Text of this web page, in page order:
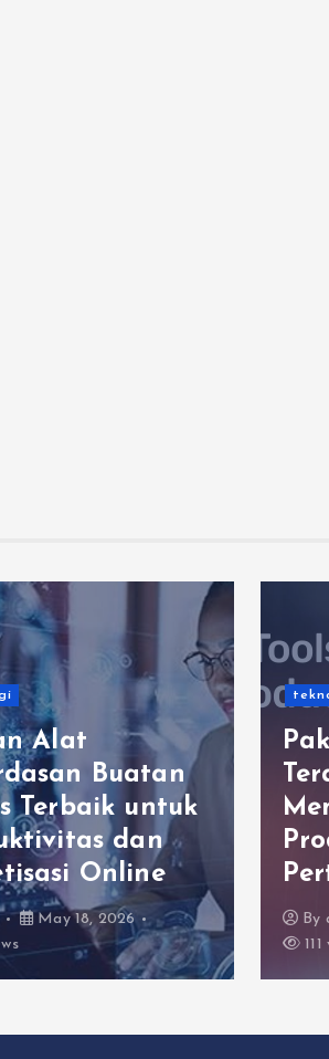
Alat
Buatan
Terbaik untuk
dan
Online
May 18, 2026
By